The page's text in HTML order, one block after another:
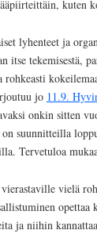
kuten
lyhenteet ja
itse tekemisestä,
rohkeasti
jo 11.9.
onkin sitten
suunnitteilla
Tervetuloa
vielä
opettaa
ja niihin